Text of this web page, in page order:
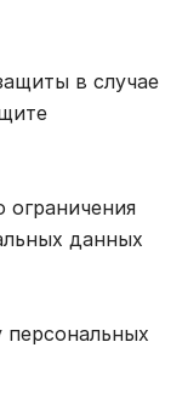
в случае
ограничения
данных
персональных